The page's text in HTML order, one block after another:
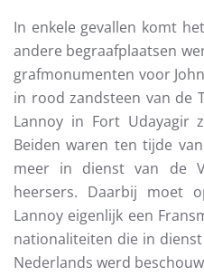
In enkele gevallen komt
andere begraafplaatsen
grafmonumenten voor
in rood zandsteen van de
Lannoy in Fort Udayagir
Beiden waren ten tijde
meer in dienst van de
heersers. Daarbij moet
Lannoy eigenlijk een
nationaliteiten die in dienst
Nederlands werd